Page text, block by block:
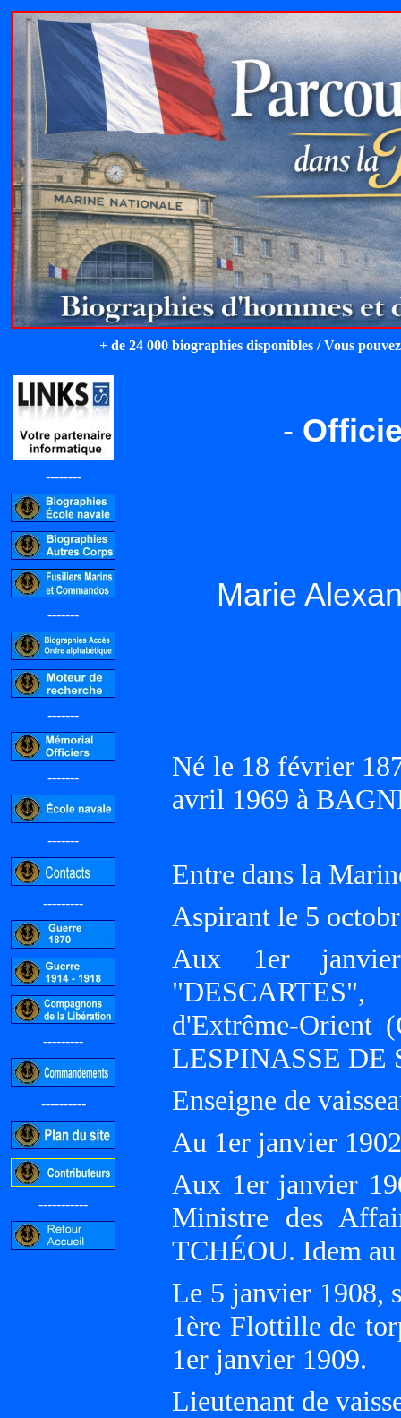
+ de 24 000 biographies disponibles / Vous
--------
-------
-------
-------
-------
---------
---------
----------
-----------
-
Marie
Né le 18 février
avril 1969 à
Entre dans la
Aspirant le 5
Aux 1er
d'Extrême-Orient
LESPINASSE DE
Enseigne de
Au 1er janvier
Aux 1er janvier
Ministre des
TCHÉOU. Idem
Le 5 janvier 1908,
1ère Flottille de
1er janvier 1909.
Lieutenant de